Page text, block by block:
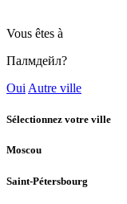
Vous êtes à
Палмдейл?
Oui Autre ville
Sélectionnez votre ville
Moscou
Saint-Pétersbourg